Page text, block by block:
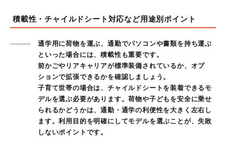
積載性・チャイルドシート対応など用途別ポイント
通学用に荷物を運ぶ、通勤でパソコンや書類を持ち運ぶ
といった場合には、積載性も重要です。
前かごやリアキャリアが標準装備されているか、オプ
ションで拡張できるかを確認しましょう。
子育て世帯の場合は、チャイルドシートを装着できるモ
デルを選ぶ必要があります。荷物や子どもを安全に乗せ
られるかどうかは、通勤・通学の利便性を大きく左右し
ます。利用目的を明確にしてモデルを選ぶことが、失敗
しないポイントです。